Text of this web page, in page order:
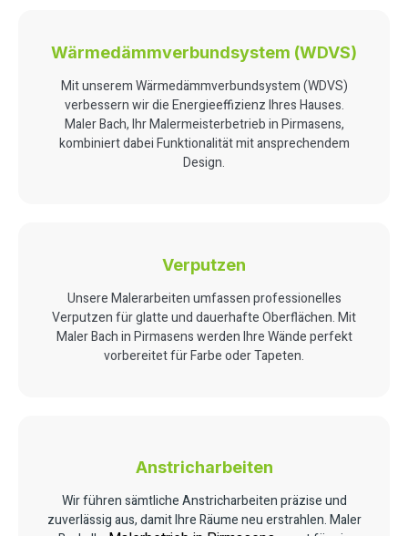
Wärmedämmverbundsystem (WDVS)
Mit unserem Wärmedämmverbundsystem (WDVS)
verbessern wir die Energieeffizienz Ihres Hauses.
Maler Bach, Ihr Malermeisterbetrieb in Pirmasens,
kombiniert dabei Funktionalität mit ansprechendem
Design.
Verputzen
Unsere Malerarbeiten umfassen professionelles
Verputzen für glatte und dauerhafte Oberflächen. Mit
Maler Bach in Pirmasens werden Ihre Wände perfekt
vorbereitet für Farbe oder Tapeten.
Anstricharbeiten
Wir führen sämtliche Anstricharbeiten präzise und
zuverlässig aus, damit Ihre Räume neu erstrahlen. Maler